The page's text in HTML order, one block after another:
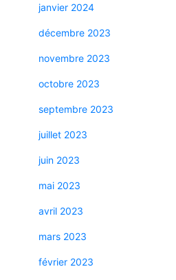
janvier 2024
décembre 2023
novembre 2023
octobre 2023
septembre 2023
juillet 2023
juin 2023
mai 2023
avril 2023
mars 2023
février 2023